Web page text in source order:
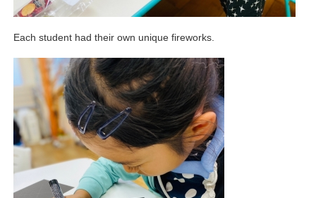
Each student had their own unique fireworks.